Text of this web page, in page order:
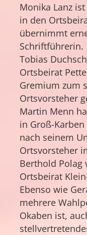
Monika Lanz
in den
übernimmt
Schriftführerin.
Tobias
Ortsbeirat
Gremium zum
Ortsvorsteher
Martin Menn
in Groß-
nach seinem
Ortsvorsteher
Berthold Polag
Ortsbeirat
Ebenso wie
mehrere
Okaben ist,